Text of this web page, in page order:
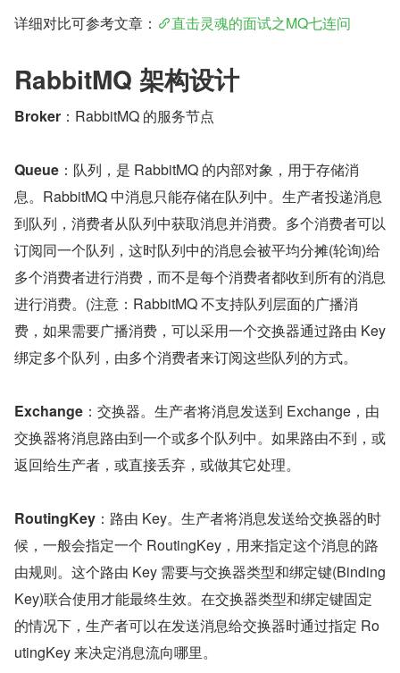
详细对比可参考文章： 直击灵魂的面试之MQ七连问
RabbitMQ 架构设计
Broker ：RabbitMQ 的服务节点
Queue ：队列，是 RabbitMQ 的内部对象，用于存储消
息。RabbitMQ 中消息只能存储在队列中。生产者投递消息
到队列，消费者从队列中获取消息并消费。多个消费者可以
订阅同一个队列，这时队列中的消息会被平均分摊(轮询)给
多个消费者进行消费，而不是每个消费者都收到所有的消息
进行消费。(注意：RabbitMQ 不支持队列层面的广播消
费，如果需要广播消费，可以采用一个交换器通过路由 Key
绑定多个队列，由多个消费者来订阅这些队列的方式。
Exchange ：交换器。生产者将消息发送到 Exchange，由
交换器将消息路由到一个或多个队列中。如果路由不到，或
返回给生产者，或直接丢弃，或做其它处理。
RoutingKey ：路由 Key。生产者将消息发送给交换器的时
候，一般会指定一个 RoutingKey，用来指定这个消息的路
由规则。这个路由 Key 需要与交换器类型和绑定键(Binding
Key)联合使用才能最终生效。在交换器类型和绑定键固定
的情况下，生产者可以在发送消息给交换器时通过指定 Ro
utingKey 来决定消息流向哪里。